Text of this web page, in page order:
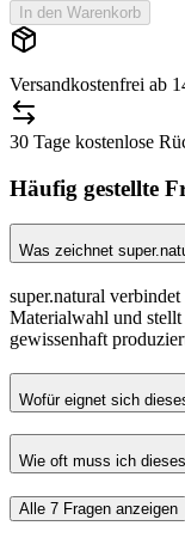
In den Warenkorb
Versandkostenfrei ab
30 Tage kostenlose
Häufig gestellte
Was zeichnet
super.natural
Materialwahl und
gewissenhaft
Wofür eignet sich
Wie oft muss ich
Alle 7 Fragen anzeigen